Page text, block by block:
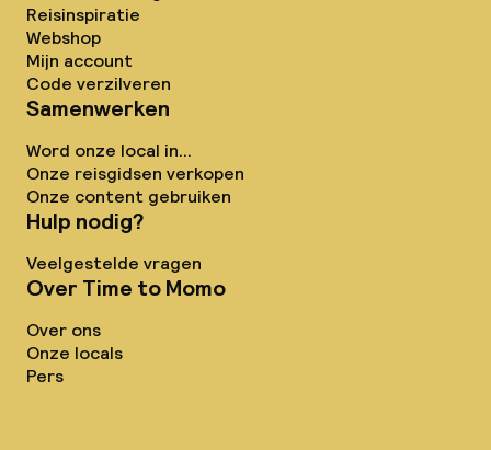
Reisinspiratie
Webshop
Mijn account
Code verzilveren
Samenwerken
Word onze local in...
Onze reisgidsen verkopen
Onze content gebruiken
Hulp nodig?
Veelgestelde vragen
Over Time to Momo
Over ons
Onze locals
Pers